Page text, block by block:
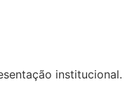
institucional.